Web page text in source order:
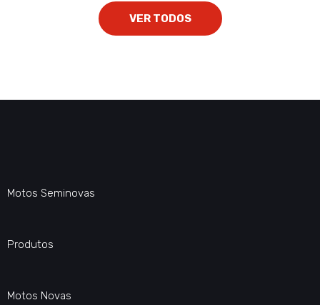
VER TODOS
Motos Seminovas
Produtos
Motos Novas